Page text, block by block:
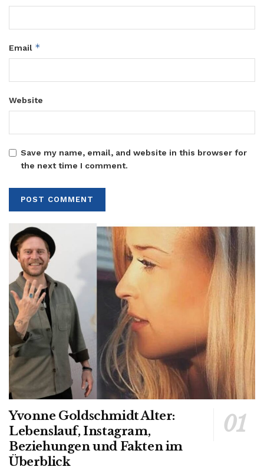
Email *
Website
Save my name, email, and website in this browser for
the next time I comment.
Yvonne Goldschmidt Alter:
Lebenslauf, Instagram,
Beziehungen und Fakten im
Überblick